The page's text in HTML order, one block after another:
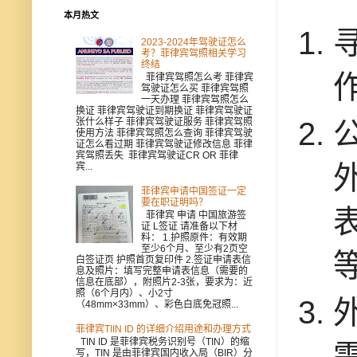
本月热文
2023-2024年驾驶证怎么
考？菲律宾驾照相关学习
终结
菲律宾驾照怎么考 菲律宾
驾驶证怎么买 菲律宾驾照
一天办理 菲律宾驾照怎么
换证 菲律宾驾驶证到期换证 菲律宾驾驶证
张什么样子 菲律宾驾驶证服务 菲律宾驾照
使用方法 菲律宾驾照怎么查询 菲律宾驾驶
证怎么看过期 菲律宾驾驶证修改信息 菲律
宾驾照丢失 菲律宾驾驶证CR OR 菲律
宾...
菲律宾申请中国签证一定
要在职证明吗？
菲律宾 申请 中国旅游签
证 L签证 请准备以下材
料： 1.护照原件：有效期
至少6个月、至少有2页空
白签证页 护照首页复印件 2.签证申请表信
息及照片：填写完整申请表信息（需要的
信息在底部），附照片2-3张，要求为：近
照（6个月内）、小2寸
（48mm×33mm）、彩色白底免冠照...
菲律宾TIIN ID 的详细介绍用途和办理方式
TIN ID 是菲律宾税务识别号（TIN）的缩
写，TIN 是由菲律宾国内收入局（BIR）分